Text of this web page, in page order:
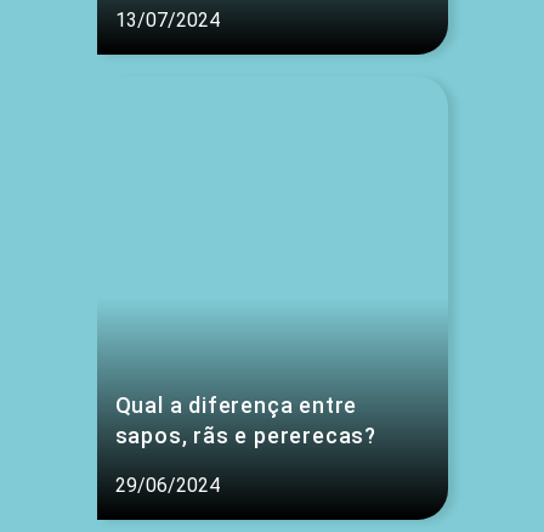
13/07/2024
Qual a diferença entre
sapos, rãs e pererecas?
29/06/2024